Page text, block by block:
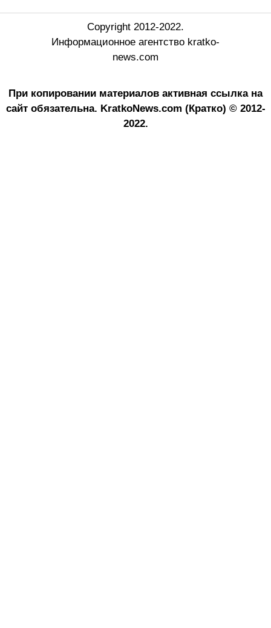
Copyright 2012-2022.
Информационное агентство kratko-
news.com
При копировании материалов активная ссылка на
сайт обязательна. KratkoNews.com (Кратко) © 2012-
2022.